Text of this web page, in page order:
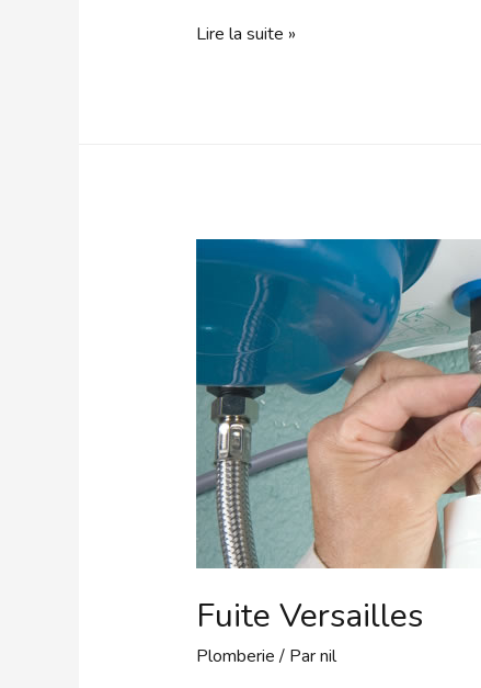
Lire la suite »
Fuite Versailles
Plomberie/ Parnil